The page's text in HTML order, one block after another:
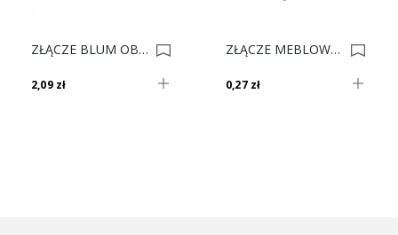
ZŁĄCZE BLUM OBUD+ŁĄCZ 40.2000 BRĄZ 0001142
2,09 zł
ZŁĄCZE MEBLOWE PODW PLASTIK BEŻ Nr. 2 0002038
0,27 zł